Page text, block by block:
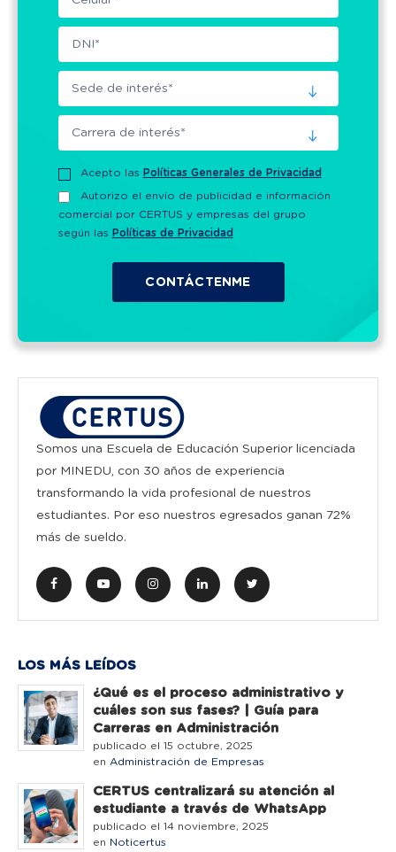
Acepto las Políticas Generales de Privacidad
Autorizo el envío de publicidad e información
comercial por CERTUS y empresas del grupo
según las Políticas de Privacidad
Somos una Escuela de Educación Superior licenciada
por MINEDU, con 30 años de experiencia
transformando la vida profesional de nuestros
estudiantes. Por eso nuestros egresados ganan 72%
más de sueldo.
LOS MÁS LEÍDOS
¿Qué es el proceso administrativo y
cuáles son sus fases? | Guía para
Carreras en Administración
publicado el 15 octubre, 2025
en Administración de Empresas
CERTUS centralizará su atención al
estudiante a través de WhatsApp
publicado el 14 noviembre, 2025
en Noticertus